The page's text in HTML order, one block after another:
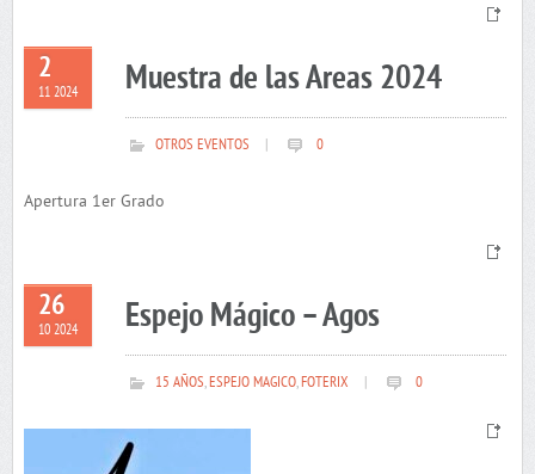
2
11 2024 Muestra de las Areas 2024
OTROS EVENTOS 0
Apertura 1er Grado
26
10 2024 Espejo Mágico – Agos
15 AÑOS,ESPEJO MAGICO,FOTERIX 0